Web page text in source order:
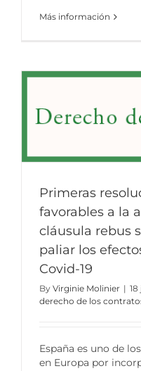
Más información
Primeras
favorables a la
cláusula rebus
paliar los
Covid-19
By Virginie Molinier |
derecho de los
España es uno de
en Europa por